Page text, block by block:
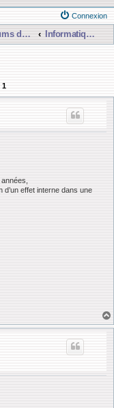
Connexion
Les Forums de Discussions
Informatique, Consoles Numériques et MAO
1
d’un effet interne dans une